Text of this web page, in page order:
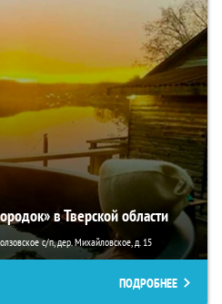
в Тверской области
с/п, дер. Михайловское, д. 15
ПОДРОБНЕЕ